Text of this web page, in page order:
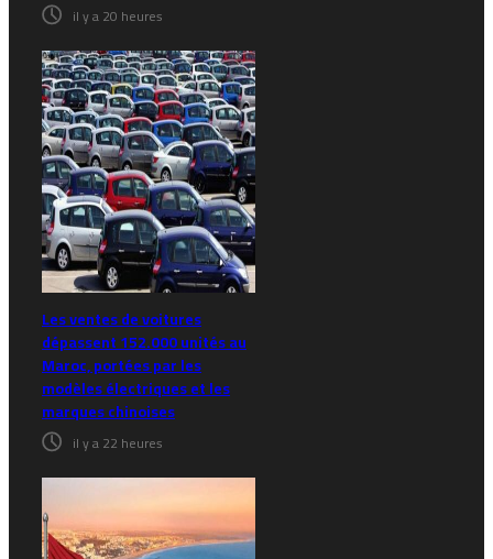
il y a 20 heures
Les ventes de voitures
dépassent 152.000 unités au
Maroc, portées par les
modèles électriques et les
marques chinoises
il y a 22 heures